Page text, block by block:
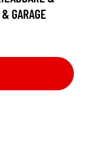
GARAGE